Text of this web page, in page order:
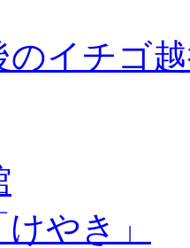
のイチゴ
やき」